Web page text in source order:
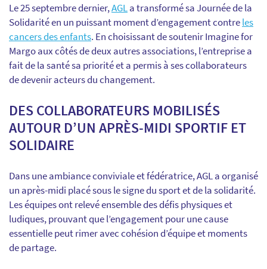
Le 25 septembre dernier,AGLa transformé sa Journée de la
Solidarité en un puissant moment d’engagement contreles
cancers des enfants. En choisissant de soutenir Imagine for
Margo aux côtés de deux autres associations, l’entreprise a
fait de la santé sa priorité et a permis à ses collaborateurs
de devenir acteurs du changement.
DES COLLABORATEURS MOBILISÉS
AUTOUR D’UN APRÈS-MIDI SPORTIF ET
SOLIDAIRE
Dans une ambiance conviviale et fédératrice, AGL a organisé
un après-midi placé sous le signe du sport et de la solidarité.
Les équipes ont relevé ensemble des défis physiques et
ludiques, prouvant que l’engagement pour une cause
essentielle peut rimer avec cohésion d’équipe et moments
de partage.